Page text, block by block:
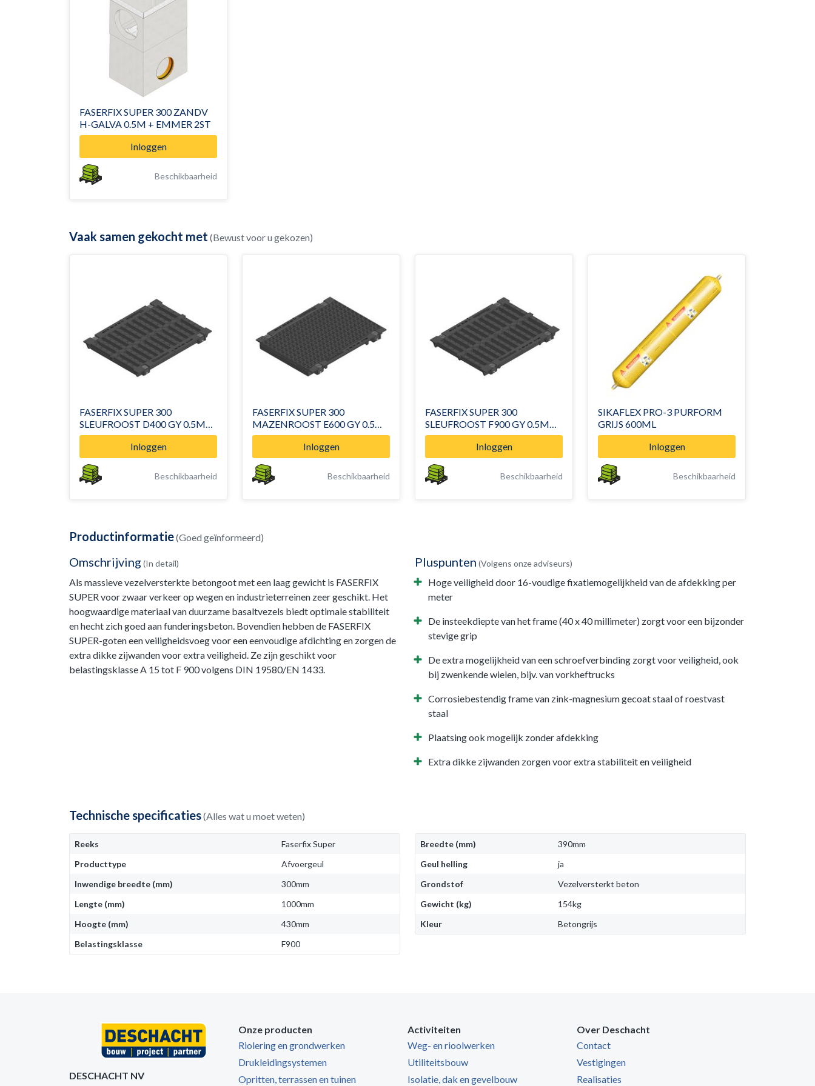
FASERFIX SUPER 300 ZANDV
H-GALVA 0.5M + EMMER 2ST
Inloggen
Beschikbaarheid
Vaak samen gekocht met (Bewust voor u gekozen)
FASERFIX SUPER 300
SLEUFROOST D400 GY 0.5M
136 / 18
Inloggen
Beschikbaarheid
FASERFIX SUPER 300
MAZENROOST E600 GY 0.5M
15 / 25
Inloggen
Beschikbaarheid
FASERFIX SUPER 300
SLEUFROOST F900 GY 0.5M
136 / 20
Inloggen
Beschikbaarheid
SIKAFLEX PRO-3 PURFORM
GRIJS 600ML
Inloggen
Beschikbaarheid
Productinformatie(Goed geïnformeerd)
Omschrijving (In detail)
Als massieve vezelversterkte betongoot met een laag gewicht is FASERFIX
SUPER voor zwaar verkeer op wegen en industrieterreinen zeer geschikt. Het
hoogwaardige materiaal van duurzame basaltvezels biedt optimale stabiliteit
en hecht zich goed aan funderingsbeton. Bovendien hebben de FASERFIX
SUPER-goten een veiligheidsvoeg voor een eenvoudige afdichting en zorgen de
extra dikke zijwanden voor extra veiligheid. Ze zijn geschikt voor
belastingsklasse A 15 tot F 900 volgens DIN 19580/EN 1433.
Pluspunten (Volgens onze adviseurs)
Hoge veiligheid door 16-voudige fixatiemogelijkheid van de afdekking per
meter
De insteekdiepte van het frame (40 x 40 millimeter) zorgt voor een bijzonder
stevige grip
De extra mogelijkheid van een schroefverbinding zorgt voor veiligheid, ook
bij zwenkende wielen, bijv. van vorkheftrucks
Corrosiebestendig frame van zink-magnesium gecoat staal of roestvast
staal
Plaatsing ook mogelijk zonder afdekking
Extra dikke zijwanden zorgen voor extra stabiliteit en veiligheid
Technische specificaties(Alles wat u moet weten)
Reeks
Faserfix Super
Producttype
Afvoergeul
Inwendige breedte (mm)
300mm
Lengte (mm)
1000mm
Hoogte (mm)
430mm
Belastingsklasse
F900
Breedte (mm)
390mm
Geul helling
ja
Grondstof
Vezelversterkt beton
Gewicht (kg)
154kg
Kleur
Betongrijs
DESCHACHT NV
Onze producten
Riolering en grondwerken
Drukleidingsystemen
Opritten, terrassen en tuinen
Activiteiten
Weg- en rioolwerken
Utiliteitsbouw
Isolatie, dak en gevelbouw
Over Deschacht
Contact
Vestigingen
Realisaties